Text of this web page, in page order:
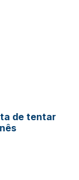
de tentar